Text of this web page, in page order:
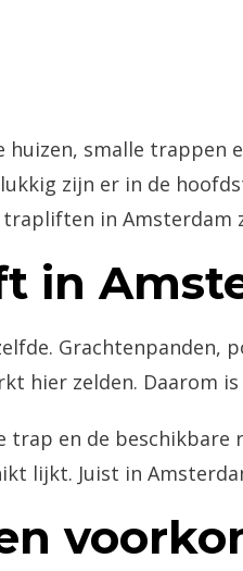
smalle trappen
zijn er in de
in
in
hier zelden. Daarom
en de
lijkt. Juist in